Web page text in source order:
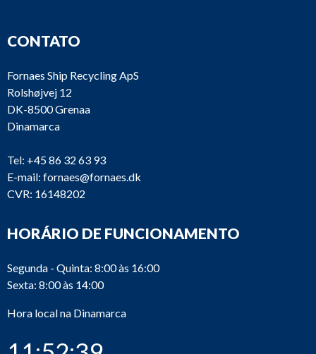
CONTATO
Fornaes Ship Recycling ApS
Rolshøjvej 12
DK-8500 Grenaa
Dinamarca
Tel: +45 86 32 63 93
E-mail: fornaes@fornaes.dk
CVR: 16148202
HORÁRIO DE FUNCIONAMENTO
Segunda - Quinta: 8:00 às 16:00
Sexta: 8:00 às 14:00
Hora local na Dinamarca